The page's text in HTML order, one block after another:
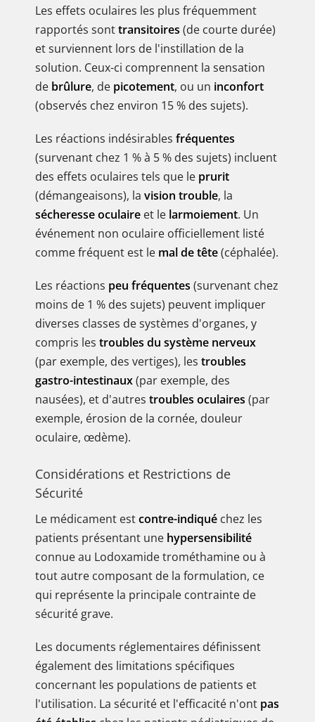
Les effets oculaires les plus fréquemment
rapportés sonttransitoires (de courte durée)
et surviennent lors de l'instillation de la
solution. Ceux-ci comprennent la sensation
de brûlure, de picotement, ou un inconfort
(observés chez environ 15 % des sujets).
Les réactions indésirables fréquentes
(survenant chez 1 % à 5 % des sujets) incluent
des effets oculaires tels que le prurit
(démangeaisons), la vision trouble, la
sécheresse oculaire et le larmoiement. Un
événement non oculaire officiellement listé
comme fréquent est le mal de tête(céphalée).
Les réactions peu fréquentes (survenant chez
moins de 1 % des sujets) peuvent impliquer
diverses classes de systèmes d'organes, y
compris les troubles du système nerveux
(par exemple, des vertiges), les troubles
gastro-intestinaux(par exemple, des
nausées), et d'autres troubles oculaires (par
exemple, érosion de la cornée, douleur
oculaire, œdème).
Considérations et Restrictions de
Sécurité
Le médicament estcontre-indiqué chez les
patients présentant une hypersensibilité
connue au Lodoxamide trométhamine ou à
tout autre composant de la formulation, ce
qui représente la principale contrainte de
sécurité grave.
Les documents réglementaires définissent
également des limitations spécifiques
concernant les populations de patients et
l'utilisation. La sécurité et l'efficacité n'ont pas